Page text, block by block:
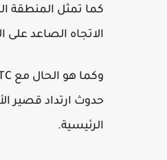
الاتجاه الصاعد
حدوث ارتداد قصير
الرئيسية.